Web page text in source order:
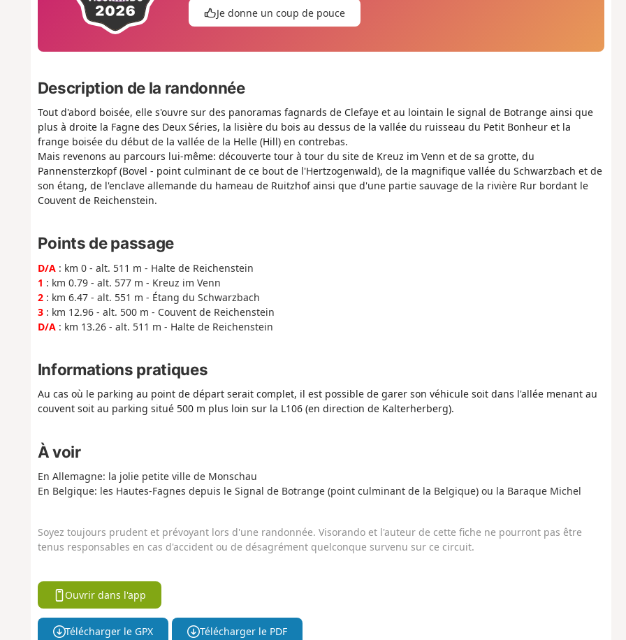
Je donne un coup de pouce
Description de la randonnée
Tout d'abord boisée, elle s'ouvre sur des panoramas fagnards de Clefaye et au lointain le signal de Botrange ainsi que
plus à droite la Fagne des Deux Séries, la lisière du bois au dessus de la vallée du ruisseau du Petit Bonheur et la
frange boisée du début de la vallée de la Helle (Hill) en contrebas.
Mais revenons au parcours lui-même: découverte tour à tour du site de Kreuz im Venn et de sa grotte, du
Pannensterzkopf (Bovel - point culminant de ce bout de l'Hertzogenwald), de la magnifique vallée du Schwarzbach et de
son étang, de l'enclave allemande du hameau de Ruitzhof ainsi que d'une partie sauvage de la rivière Rur bordant le
Couvent de Reichenstein.
Points de passage
D/A: km 0 - alt. 511 m - Halte de Reichenstein
1 : km 0.79 - alt. 577 m - Kreuz im Venn
2: km 6.47 - alt. 551 m - Étang du Schwarzbach
3: km 12.96 - alt. 500 m - Couvent de Reichenstein
D/A: km 13.26 - alt. 511 m - Halte de Reichenstein
Informations pratiques
Au cas où le parking au point de départ serait complet, il est possible de garer son véhicule soit dans l'allée menant au
couvent soit au parking situé 500 m plus loin sur la L106 (en direction de Kalterherberg).
À voir
En Allemagne: la jolie petite ville de Monschau
En Belgique: les Hautes-Fagnes depuis le Signal de Botrange (point culminant de la Belgique) ou la Baraque Michel
Soyez toujours prudent et prévoyant lors d'une randonnée. Visorando et l'auteur de cette fiche ne pourront pas être
tenus responsables en cas d'accident ou de désagrément quelconque survenu sur ce circuit.
Ouvrir dans l'app
Télécharger le GPX Télécharger le PDF